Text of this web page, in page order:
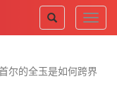
尔的全玉是如何跨界